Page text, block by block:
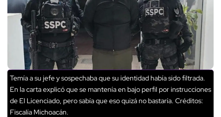
Temía a su jefe y sospechaba que su identidad había sido filtrada.
En la carta explicó que se mantenía en bajo perfil por instrucciones
de El Licenciado, pero sabía que eso quizá no bastaría. Créditos:
Fiscalía Michoacán.